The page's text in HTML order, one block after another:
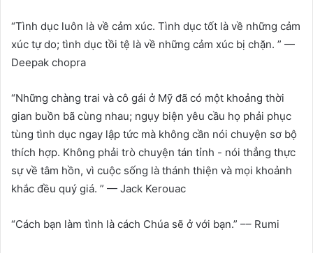
“Tình dục luôn là về cảm xúc. Tình dục tốt là về những cảm
xúc tự do; tình dục tồi tệ là về những cảm xúc bị chặn. ” —
Deepak chopra
“Những chàng trai và cô gái ở Mỹ đã có một khoảng thời
gian buồn bã cùng nhau; ngụy biện yêu cầu họ phải phục
tùng tình dục ngay lập tức mà không cần nói chuyện sơ bộ
thích hợp. Không phải trò chuyện tán tỉnh - nói thẳng thực
sự về tâm hồn, vì cuộc sống là thánh thiện và mọi khoảnh
khắc đều quý giá. ” — Jack Kerouac
“Cách bạn làm tình là cách Chúa sẽ ở với bạn.” –– Rumi